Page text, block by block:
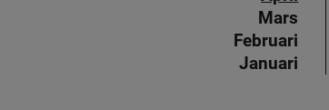
Mars
Februari
Januari